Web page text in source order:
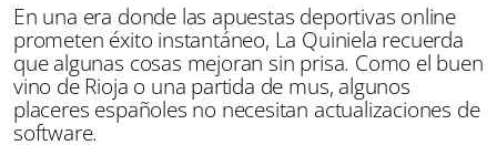
En una era donde las apuestas deportivas online
prometen éxito instantáneo, La Quiniela recuerda
que algunas cosas mejoran sin prisa. Como el buen
vino de Rioja o una partida de mus, algunos
placeres españoles no necesitan actualizaciones de
software.